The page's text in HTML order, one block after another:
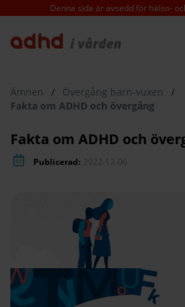
till
huvudinnehåll
Denna sida är avsedd för hälso-
Ämnen / Övergång barn-vuxen
/
Fakta om ADHD och övergång
Fakta om ADHD och
Publicerad: 2022-12-06